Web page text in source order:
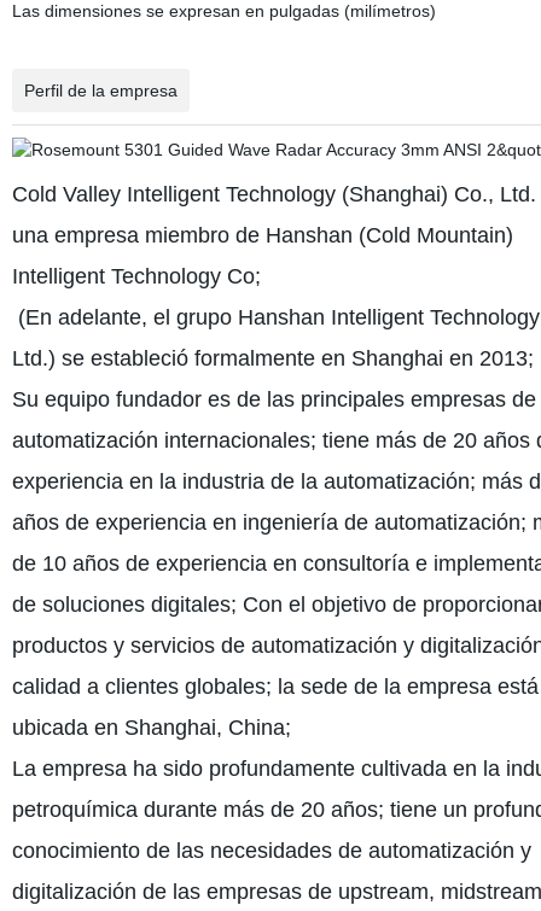
Las dimensiones se expresan en pulgadas (milímetros)
Perfil de la empresa
Cold Valley Intelligent Technology (Shanghai) Co., Ltd.
una empresa miembro de Hanshan (Cold Mountain)
Intelligent Technology Co;
(En adelante, el grupo Hanshan Intelligent
Ltd.) se estableció formalmente en Shanghai en 2013;
Su equipo fundador es de las principales empresas de
automatización internacionales; tiene más de 20 años
experiencia en la industria de la automatización; más
años de experiencia en ingeniería de automatización;
de 10 años de experiencia en consultoría e
de soluciones digitales; Con el objetivo de
productos y servicios de automatización y
calidad a clientes globales; la sede de la empresa está
ubicada en Shanghai, China;
La empresa ha sido profundamente cultivada en la
petroquímica durante más de 20 años; tiene un
conocimiento de las necesidades de automatización y
digitalización de las empresas de upstream,